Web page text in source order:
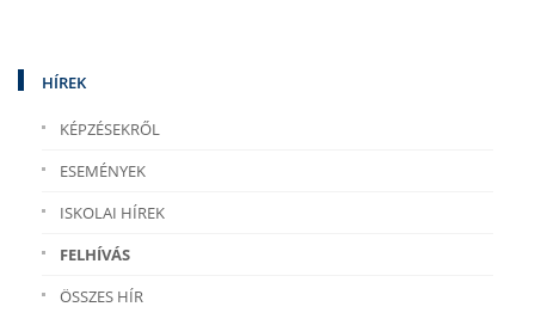
HÍREK
KÉPZÉSEKRŐL
ESEMÉNYEK
ISKOLAI HÍREK
FELHÍVÁS
ÖSSZES HÍR